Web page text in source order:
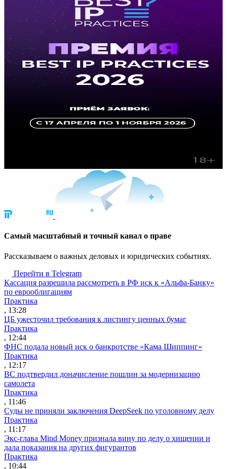
Cамый масштабный и точный канал о праве
Рассказываем о важных деловых и юридических событиях.
Перейти в Telegram
Кассация разрешила рассмотреть в РФ иск к «Альфа-Банку»
по еврооблигациям
Практика
, 13:28
ЦБ ужесточил требования к листингу ценных бумаг
Практика
, 12:44
ФНС подала новый иск о банкротстве «Кама Шиппинг»
Практика
, 12:17
ВС подтвердил доначисление пошлин за модернизацию
самолета
Практика
, 11:46
Суды не приняли заключения DeepSeek по уголовному делу
Практика
, 11:17
Экс-глава Mind Money признала вину по делу о хищении и
дала показания на других фигурантов
Практика
, 10:44